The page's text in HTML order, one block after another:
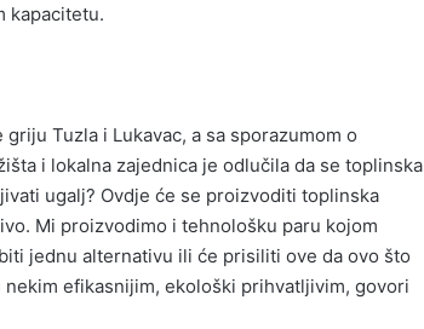
kapacitetu.
Tuzla i Lukavac, a sa sporazumom o
i lokalna zajednica je odlučila da se toplinska
ugalj? Ovdje će se proizvoditi toplinska
Mi proizvodimo i tehnološku paru kojom
jednu alternativu ili će prisiliti ove da ovo što
efikasnijim, ekološki prihvatljivim, govori